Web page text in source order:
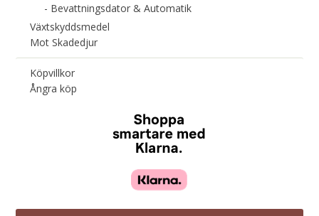
Bevattningsdator & Automatik
Växtskyddsmedel
Mot Skadedjur
Köpvillkor
Ångra köp